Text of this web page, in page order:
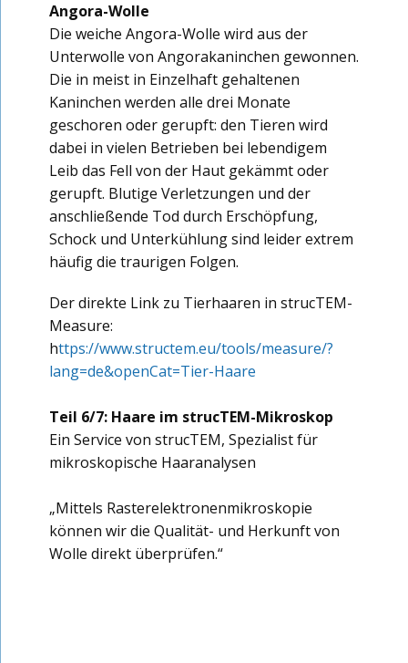
Angora-Wolle
Die weiche Angora-Wolle wird aus der
Unterwolle von Angorakaninchen gewonnen.
Die in meist in Einzelhaft gehaltenen
Kaninchen werden alle drei Monate
geschoren oder gerupft: den Tieren wird
dabei in vielen Betrieben bei lebendigem
Leib das Fell von der Haut gekämmt oder
gerupft. Blutige Verletzungen und der
anschließende Tod durch Erschöpfung,
Schock und Unterkühlung sind leider extrem
häufig die traurigen Folgen.
Der direkte Link zu Tierhaaren in strucTEM-
Measure:
https://www.structem.eu/tools/measure/?
lang=de&openCat=Tier-Haare
Teil 6/7: Haare im strucTEM-Mikroskop
Ein Service von strucTEM, Spezialist für
mikroskopische Haaranalysen
„Mittels Rasterelektronenmikroskopie
können wir die Qualität- und Herkunft von
Wolle direkt überprüfen.“